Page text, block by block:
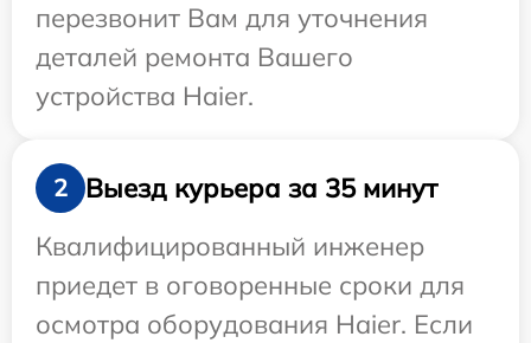
перезвонит Вам для уточнения
деталей ремонта Вашего
устройства Haier.
2
Выезд курьера за 35 минут
Квалифицированный инженер
приедет в оговоренные сроки для
осмотра оборудования Haier. Если